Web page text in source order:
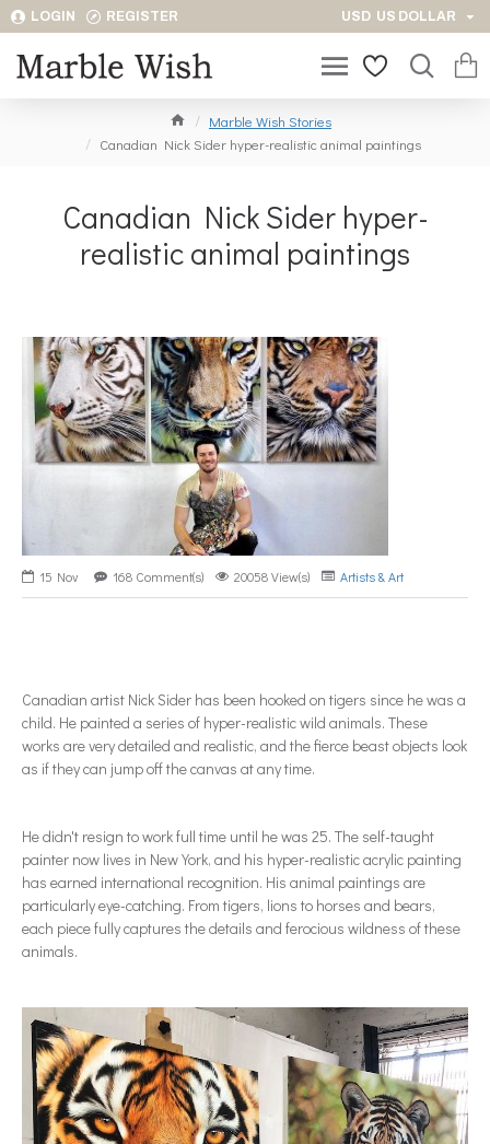
LOGIN REGISTER USD US DOLLAR
Marble Wish Stories
Canadian Nick Sider hyper-realistic animal paintings
Canadian Nick Sider hyper-
realistic animal paintings
15 Nov 168 Comment(s) 20058 View(s) Artists & Art
Canadian artist Nick Sider has been hooked on tigers since he was a
child. He painted a series of hyper-realistic wild animals. These
works are very detailed and realistic, and the fierce beast objects look
as if they can jump off the canvas at any time.
He didn't resign to work full time until he was 25. The self-taught
painter now lives in New York, and his hyper-realistic acrylic painting
has earned international recognition. His animal paintings are
particularly eye-catching. From tigers, lions to horses and bears,
each piece fully captures the details and ferocious wildness of these
animals.